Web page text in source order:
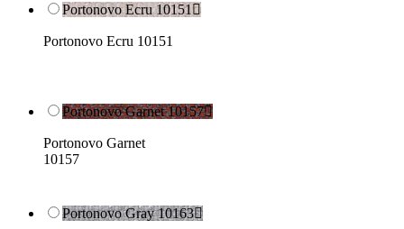
Portonovo Ecru 10151
Portonovo Ecru 10151
Portonovo Garnet 10157
Portonovo Garnet
10157
Portonovo Gray 10163